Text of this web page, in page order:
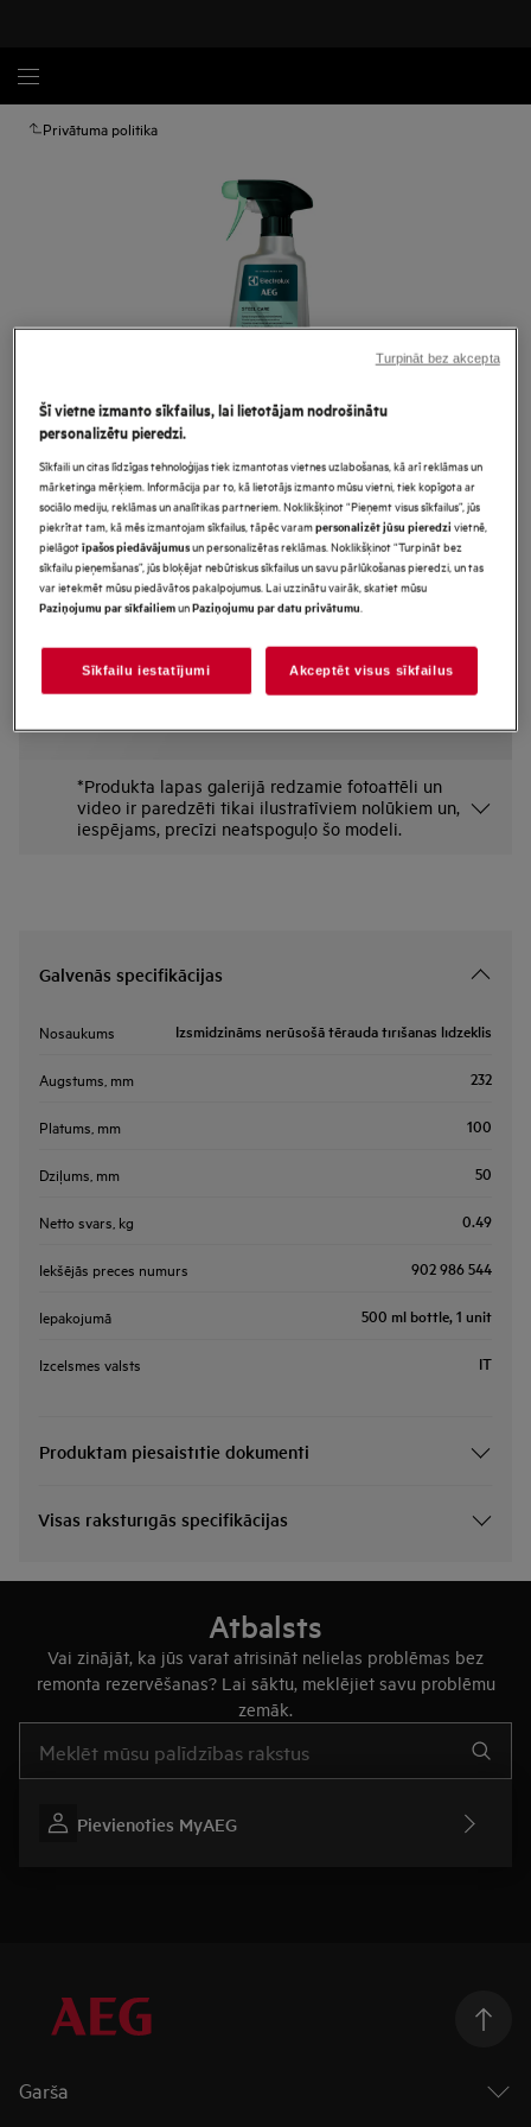
Privātuma politika
Palielināt
M3SCS301
Izsmidzināms nerūsošā tērauda
tīrīšanas līdzeklis
Priekšrocības
Tērauda virsmas paliek nevainojami tīras, pateicoties mūsu nerūsošā
tērauda bezaerosola izsmidzināmajam kopšanas līdzeklim.
*Produkta lapas galerijā redzamie fotoattēli un
video ir paredzēti tikai ilustratīviem nolūkiem un,
iespējams, precīzi neatspoguļo šo modeli.
Galvenās specifikācijas
Nosaukums Izsmidzināms nerūsošā tērauda tīrīšanas līdzeklis
Augstums, mm 232
Platums, mm 100
Dziļums, mm 50
Netto svars, kg 0.49
Iekšējās preces numurs 902 986 544
Iepakojumā 500 ml bottle, 1 unit
Izcelsmes valsts IT
Produktam piesaistītie dokumenti
Visas raksturīgās specifikācijas
Atbalsts
Vai zinājāt, ka jūs varat atrisināt nelielas problēmas bez
remonta rezervēšanas? Lai sāktu, meklējiet savu problēmu
zemāk.
Pievienoties MyAEG
Garša
Šī vietne izmanto sīkfailus, lai lietotājam nodrošinātu
personalizētu pieredzi.
Sīkfaili un citas līdzīgas tehnoloģijas tiek izmantotas vietnes uzlabošanas, kā arī reklāmas un
mārketinga mērķiem. Informācija par to, kā lietotājs izmanto mūsu vietni, tiek kopīgota ar
sociālo mediju, reklāmas un analītikas partneriem. Noklikšķinot “Pieņemt visus sīkfailus”, jūs
piekrītat tam, kā mēs izmantojam sīkfailus, tāpēc varampersonalizēt jūsu pieredzivietnē,
pielāgotīpašos piedāvājumusun personalizētas reklāmas. Noklikšķinot “Turpināt bez
sīkfailu pieņemšanas”, jūs bloķējat nebūtiskus sīkfailus un savu pārlūkošanas pieredzi, un tas
var ietekmēt mūsu piedāvātos pakalpojumus. Lai uzzinātu vairāk, skatiet mūsu
Paziņojumu par sīkfailiemunPaziņojumu par datu privātumu.
Sīkfailu iestatījumi Akceptēt visus sīkfailus
Turpināt bez akcepta